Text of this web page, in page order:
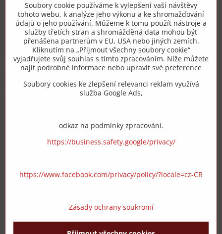
+420 775 973 319
info​@zipzop​.cz
Objednávky
Vše k nákupu
Soubory cookie používáme k vylepšení vaší návštěvy
tohoto webu, k analýze jeho výkonu a ke shromažďování
údajů o jeho používání. Můžeme k tomu použít nástroje a
služby třetích stran a shromážděná data mohou být
přenášena partnerům v EU, USA nebo jiných zemích.
Kliknutím na „Přijmout všechny soubory cookie“
vyjadřujete svůj souhlas s tímto zpracováním. Níže můžete
najít podrobné informace nebo upravit své preference
Soubory cookies ke zlepšení relevanci reklam využívá
služba Google Ads,
odkaz na podmínky zpracování.
https://business.safety.google/privacy/
https://www.facebook.com/privacy/policy/?locale=cz-CR
Zásady ochrany soukromí